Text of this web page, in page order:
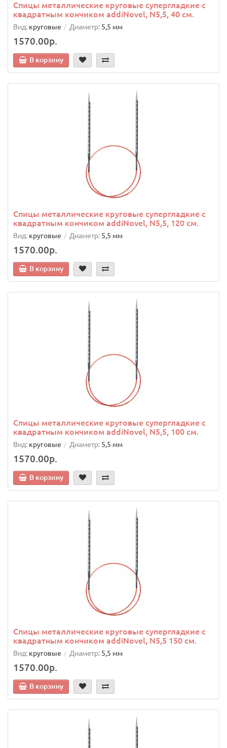
Спицы металлические круговые супергладкие c
квадратным кончиком addiNovel, N5,5, 40 см.
Вид: круговые Диаметр: 5,5 мм
1570.00р.
В корзину
Спицы металлические круговые супергладкие c
квадратным кончиком addiNovel, N5,5, 120 см.
Вид: круговые Диаметр: 5,5 мм
1570.00р.
В корзину
Спицы металлические круговые супергладкие c
квадратным кончиком addiNovel, N5,5, 100 см.
Вид: круговые Диаметр: 5,5 мм
1570.00р.
В корзину
Спицы металлические круговые супергладкие c
квадратным кончиком addiNovel, N5,5 150 см.
Вид: круговые Диаметр: 5,5 мм
1570.00р.
В корзину